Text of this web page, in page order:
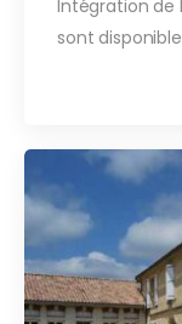
Intégration de
sont